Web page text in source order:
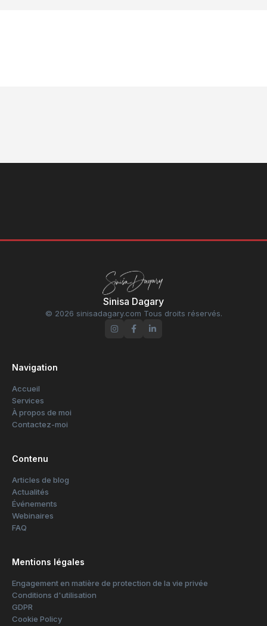
Sinisa Dagary
© 2026 sinisadagary.com Tous droits réservés.
Navigation
Accueil
Services
À propos de moi
Contactez-moi
Contenu
Articles de blog
Actualités
Événements
Webinaires
FAQ
Mentions légales
Engagement en matière de protection de la vie privée
Conditions d'utilisation
GDPR
Cookie Policy